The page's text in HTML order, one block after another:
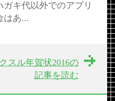
ガキ代以外でのアプリ
はあ...
スル年賀状2016の
記事を読む